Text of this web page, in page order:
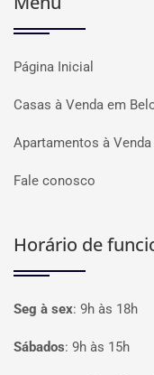
Página Inicial
Casas à Venda em
Apartamentos à
Fale conosco
Horário de
Seg à sex: 9h às 18h
Sábados: 9h às 15h